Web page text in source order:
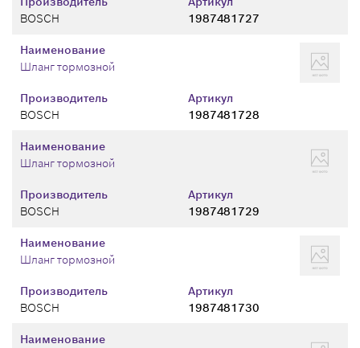
BOSCH
1987481727
Производитель
BOSCH
Артикул
1987481728
Наименование
Шланг тормозной
Производитель
BOSCH
Артикул
1987481729
Наименование
Шланг тормозной
Производитель
BOSCH
Артикул
1987481730
Наименование
Шланг тормозной
Наименование